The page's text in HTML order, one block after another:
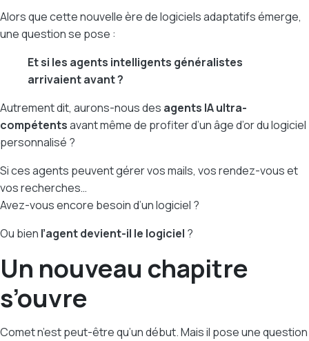
Alors que cette nouvelle ère de logiciels adaptatifs émerge,
une question se pose :
Et si les agents intelligents généralistes
arrivaient avant ?
Autrement dit, aurons-nous des agents IA ultra-
compétentsavant même de profiter d’un âge d’or du logiciel
personnalisé ?
Si ces agents peuvent gérer vos mails, vos rendez-vous et
vos recherches…
Avez-vous encore besoin d’un logiciel ?
Ou bien l’agent devient-il le logiciel ?
Un nouveau chapitre
s’ouvre
Comet n’est peut-être qu’un début. Mais il pose une question